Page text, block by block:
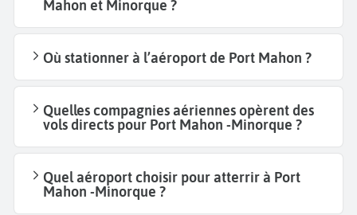
Mahon et Minorque ?
Où stationner à l’aéroport de Port Mahon ?
Quelles compagnies aériennes opèrent des
vols directs pour Port Mahon -Minorque ?
Quel aéroport choisir pour atterrir à Port
Mahon -Minorque ?